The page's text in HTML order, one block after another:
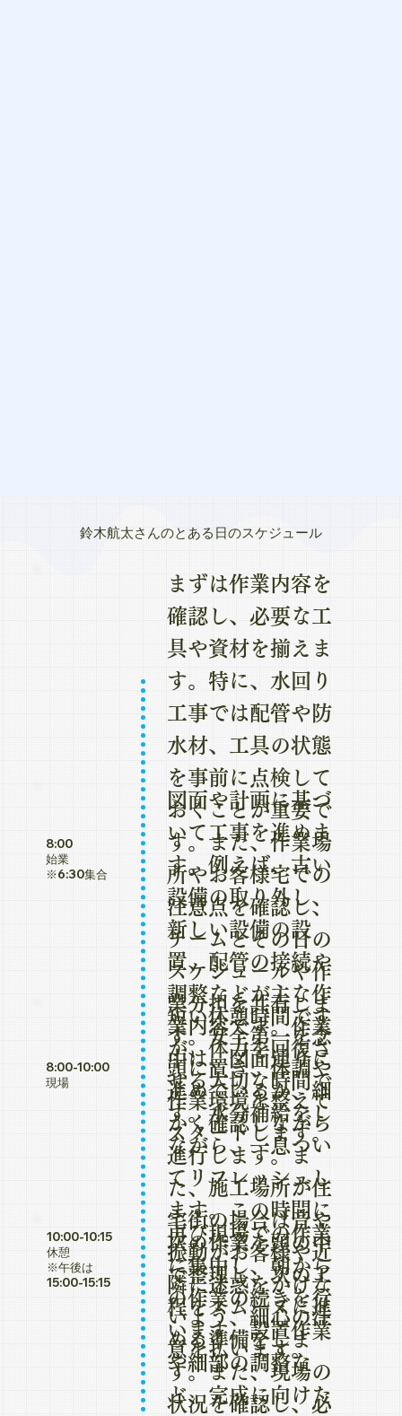
8:00
始業
※6:30集合
まずは作業内容を
確認し、必要な工
具や資材を揃えま
す。特に、水回り
工事では配管や防
水材、工具の状態
を事前に点検して
おくことが重要で
す。また、作業場
所やお客様宅での
注意点を確認し、
チームとその日の
スケジュールや作
業分担を共有しま
す。安全第一を念
頭に置き、体調や
作業環境を整えて
スタートします。
8:00-10:00
現場
図面や計画に基づ
いて工事を進めま
す。例えば、古い
設備の取り外し、
新しい設備の設
置、配管の接続や
調整などが主な作
業内容です。作業
中は、図面通りに
進めているか、細
かく確認しながら
進行します。ま
た、施工場所が住
宅街の場合は音や
振動がお客様や近
隣に迷惑をかけな
いよう、細心の注
意を払います。
10:00-10:15
休憩
※午後は
15:00-15:15
短い休憩時間です
が、体力を回復さ
せる大切な時間で
す。水分補給をし
ながら、一息つい
てリフレッシュし
ます。この時間に
次の作業を頭の中
で整理し、次の工
程をスムーズに進
める準備をしま
す。また、現場の
状況を確認し、必
再び現場での作業
に集中し、朝から
の作業の続きを行
います。設置作業
や細部の調整な
ど、完成に向けた
鈴木航太さんのとある日のスケジュール